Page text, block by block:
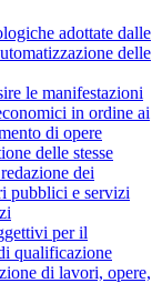
adottate dalle
delle
le manifestazioni
in ordine ai
di opere
delle stesse
dei
pubblici e servizi
per il
qualificazione
di lavori, opere,